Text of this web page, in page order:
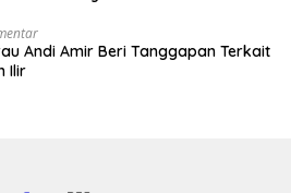
Andi Amir Beri Tanggapan Terkait
Ilir